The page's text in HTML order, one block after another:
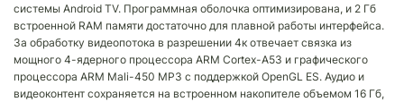
системы Android TV. Программная оболочка оптимизирована, и 2 Гб
встроенной RAM памяти достаточно для плавной работы интерфейса.
За обработку видеопотока в разрешении 4к отвечает связка из
мощного 4-ядерного процессора ARM Cortex-A53 и графического
процессора ARM Mali-450 MP3 с поддержкой OpenGL ES. Аудио и
видеоконтент сохраняется на встроенном накопителе объемом 16 Гб,